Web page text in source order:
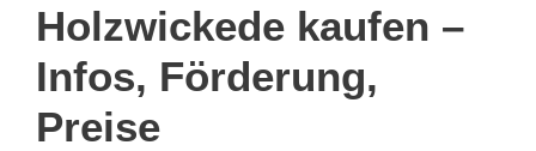
Holzwickede kaufen –
Infos, Förderung,
Preise